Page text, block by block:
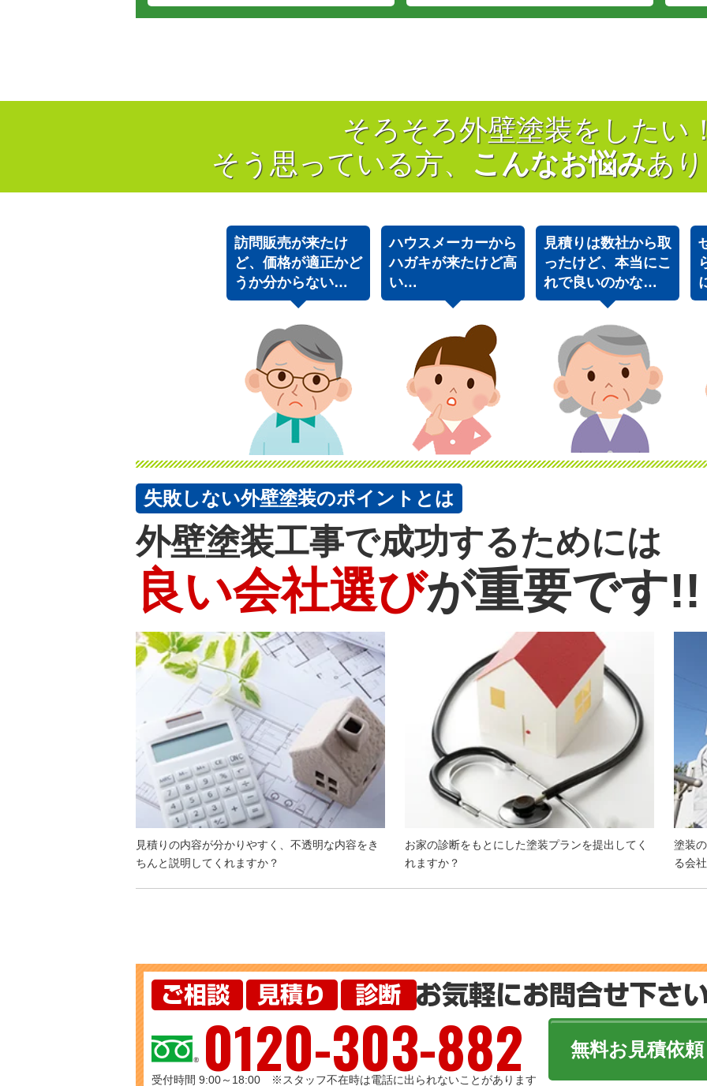
そろそろ外壁塗装をしたい
そう思っている方、
こんなお悩みあ
訪問販売が来たけ
ど、価格が適正かど
うか分からない…
ハウスメーカーから
ハガキが来たけど高
い…
見積りは数社から取
ったけど、本当にこ
れで良いのかな…
失敗しない外壁塗装のポイントとは
外壁塗装工事で成功するためには
良い会社選びが重要です!!
見積りの内容が分かりやすく、不透明な内容をき
ちんと説明してくれますか？
お家の診断をもとにした塗装プランを提出してく
れますか？
塗装
る会
0120-303-882
受付時間 9:00～18:00 ※スタッフ不在時は電話に出られないことがあります
無料お見積依頼